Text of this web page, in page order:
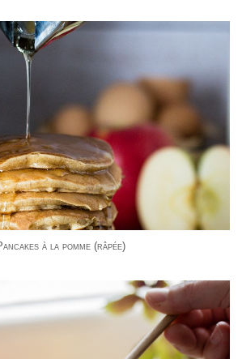
à la pomme (râpée)